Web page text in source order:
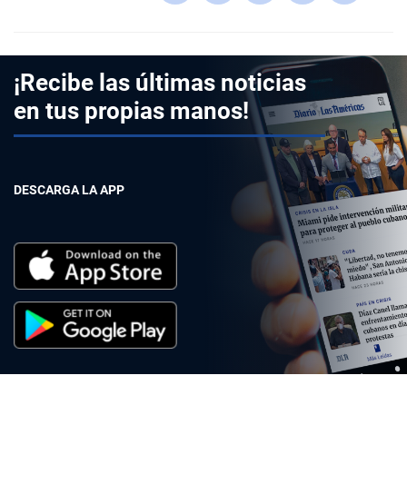
¡Recibe las últimas noticias
en tus propias manos!
DESCARGA LA APP